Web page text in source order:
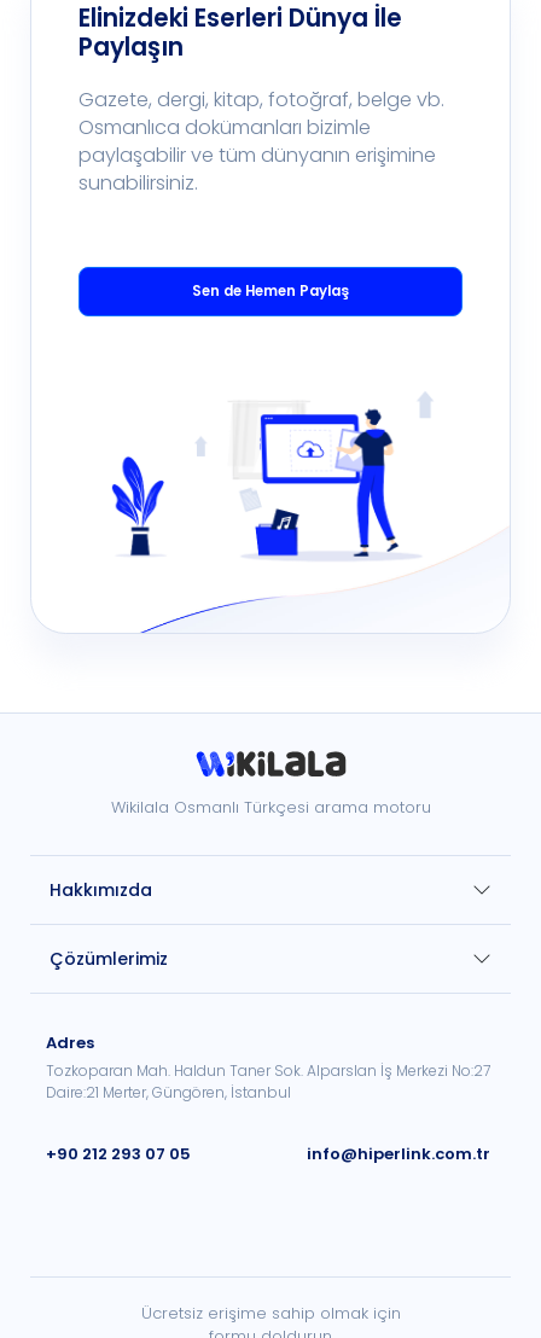
Elinizdeki Eserleri Dünya İle
Paylaşın
Gazete, dergi, kitap, fotoğraf, belge vb.
Osmanlıca dokümanları bizimle
paylaşabilir ve tüm dünyanın erişimine
sunabilirsiniz.
Sen de Hemen Paylaş
Wikilala Osmanlı Türkçesi arama motoru
Hakkımızda
Çözümlerimiz
Adres
Tozkoparan Mah. Haldun Taner Sok. Alparslan İş Merkezi No:27
Daire:21 Merter, Güngören, İstanbul
+90 212 293 07 05 info@hiperlink.com.tr
Ücretsiz erişime sahip olmak için